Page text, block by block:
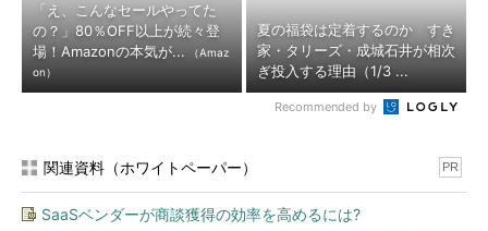
「え、こんなセールやってた
の？」80％OFF以上が続々登
場！Amazonの本気が...
（Amaz
on）
夏の福袋は定着するのか すき
家・タリーズ・成城石井が相次
ぎ投入する理由（1/3 ...
Recommended by
関連資料（ホワイトペーパー） PR
SaaSベンダーが商談獲得の効率を高めるには?